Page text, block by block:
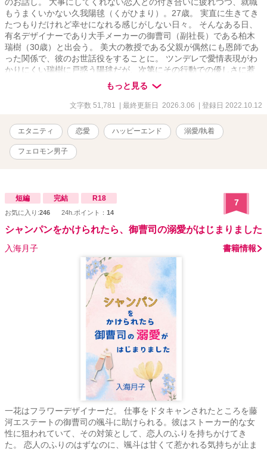
もうまくいかない久我陽毬（くがひまり）。27歳。 実直に生きてき
たつもりだけれど幸せになれる感じがしない日々。 そんなある日、
有名デザイナーであり大手メーカーの御曹司（副社長）である柏木
瑞樹（30歳）と出会う。 美大の教授である父親が偶然にも恩師であ
った関係で、彼のお世話役をすることに。 ツンデレで愛情表現がわ
かりにくい瑞樹に戸惑う陽毬だが、次第にその行動での優しさに惹
かれていく。 陽毬サイドと水樹サイドを交互に読むことで、ジレジ
レ展開をお楽しみいただけるようにする予定です。 ※お詫び タイト
ル「ツンデレ・ドS」となっていた瑞樹ですが、書いていく中でイメ
ャラブレ申し訳ございません＞＜ ※注 こちら「執着系御曹司はかり
そめの婚約者に激愛を注ぎ込む」に登場する柏木春馬の弟、柏木瑞
樹のお話し。 番外編として書籍には掲載されておりますが、こちら
はそのパラレルワールドなお話になります。
もっと見る
文字数 51,781 | 最終更新日 2026.3.06 | 登録日 2022.10.12
エタニティ 恋愛 ハッピーエンド 溺愛/執着
フェロモン男子
短編 完結 R18
お気に入り:246 24h.ポイント： 14
7
シャンパンをかけられたら、御曹司の溺愛がはじまりました
入海月子 書籍情報
一花はフラワーデザイナーだ。 仕事をドタキャンされたところを藤
河エステートの御曹司の颯斗に助けられる。彼はストーカー的な女
性に狙われていて、その対策として、恋人のふりを持ちかけてき
た。 恋人のふりのはずなのに、颯斗は甘くて惹かれる気持ちが止ま